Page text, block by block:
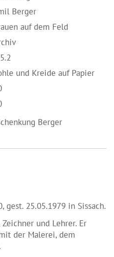
Berger
auf dem Feld
und Kreide auf Papier
Berger
gest. 25.05.1979 in Sissach.
und Lehrer. Er
der Malerei, dem